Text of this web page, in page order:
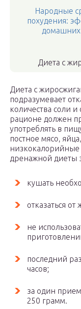
Народные
похудения:
домашних
Диета с
Диета с
подразумевает
количества соли
рационе должен
употреблять в
постное мясо,
дренажной диеты
кушать
отказаться
не
последний
часов;
за один
250 грамм.